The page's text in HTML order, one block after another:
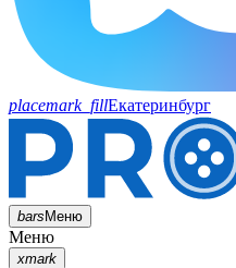
placemark_fillЕкатеринбург
barsМеню
Меню
xmark